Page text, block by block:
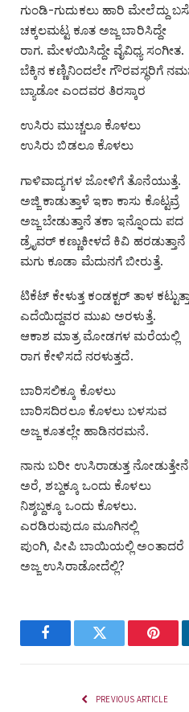
ಗುಂಡಿ-ಗುದುಕಲು ಹಾರಿ ಮೇಲೆದ್ದು
ಚಕ್ಕಲಮಟ್ಟ ಕೂತ ಅಜ್ಜ ಬಾರಿಸಿದ್ದೇ
ರಾಗ. ಮೇಳಯಿಸಿದ್ದೇ ವೈವಿಧ್ಯ ಸಂಗೀತ.
ಬೆಕ್ಕಿನ ಕಣ್ಣಿನಿಂದಲೇ ಗೌರವಸ್ಥರಿಗೆ
ಬ್ಯಾಡೋ ಎಂದವರ ತಿರಸ್ಕಾರ
ಉಸಿರು ಮುಚ್ಚಲೂ ಕೊಳಲು
ಉಸಿರು ಬಿಡಲೂ ಕೊಳಲು
ಗಾಳಿವಾದ್ಯಗಳ ಜೋಳಿಗೆ ತೊನೆಯುತ್ತೆ.
ಅಜ್ಜಿ ಕಾಡುತ್ತಾಳೆ ಇಕಾ ಕಾಸು ಕೊಟ್ಟವ್ರೆ
ಅಜ್ಜ ಬೇಡುತ್ತಾನೆ ತಕಾ ಇನ್ನೊಂದು ಪದ
ಡ್ರೈವರ್ ಕಣ್ಣುಕೀಳದೆ ಕಿವಿ ಹರಡುತ್ತಾನೆ
ಮಗು ಕೂಡಾ ಮೆದುನಗೆ ಬೀರುತ್ತೆ.
ಟಿಕೆಟ್ ಕೇಳುತ್ತ ಕಂಡಕ್ಟರ್ ತಾಳ
ಎದೆಯಿದ್ದವರ ಮುಖ ಅರಳುತ್ತೆ.
ಆಕಾಶ ಮಾತ್ರ ಮೋಡಗಳ ಮರೆಯಲ್ಲಿ
ರಾಗ ಕೇಳಿಸದೆ ನರಳುತ್ತದೆ.
ಬಾರಿಸಲಿಕ್ಕೂ ಕೊಳಲು
ಬಾರಿಸದಿರಲೂ ಕೊಳಲು ಬಳಸುವ
ಅಜ್ಜ ಕೂತಲ್ಲೇ ಹಾಡಿನರಮನೆ.
ನಾನು ಬರೀ ಉಸಿರಾಡುತ್ತ ನೋಡುತ್ತೇನೆ
ಅರೆ, ಶಬ್ದಕ್ಕೂ ಒಂದು ಕೊಳಲು
ನಿಶ್ಶಬ್ದಕ್ಕೂ ಒಂದು ಕೊಳಲು.
ಎರಡಿರುವುದೂ ಮೂಗಿನಲ್ಲಿ
ಪುಂಗಿ, ಪೀಪಿ ಬಾಯಿಯಲ್ಲಿ ಅಂತಾದರೆ
ಅಜ್ಜ ಉಸಿರಾಡೋದೆಲ್ಲಿ?
FacebookTwitter
PREVIOUS ARTICLE